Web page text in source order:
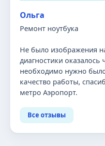
Ольга
Ремонт ноутбука
Не было изображения
диагностики
необходимо нужно
качество работы,
метро Аэропорт.
Все отзывы